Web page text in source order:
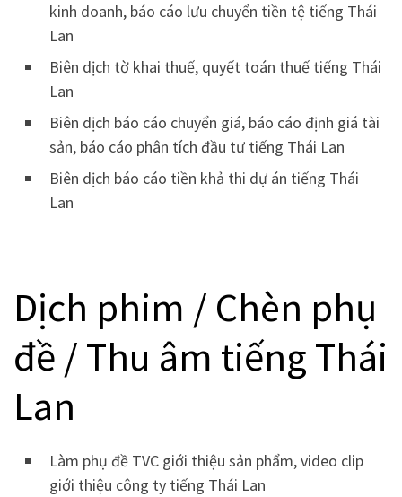
kinh doanh, báo cáo lưu chuyển tiền tệ tiếng Thái
Lan
Biên dịch tờ khai thuế, quyết toán thuế tiếng Thái
Lan
Biên dịch báo cáo chuyển giá, báo cáo định giá tài
sản, báo cáo phân tích đầu tư tiếng Thái Lan
Biên dịch báo cáo tiền khả thi dự án tiếng Thái
Lan
Dịch phim / Chèn phụ
đề / Thu âm tiếng Thái
Lan
Làm phụ đề TVC giới thiệu sản phẩm, video clip
giới thiệu công ty tiếng Thái Lan